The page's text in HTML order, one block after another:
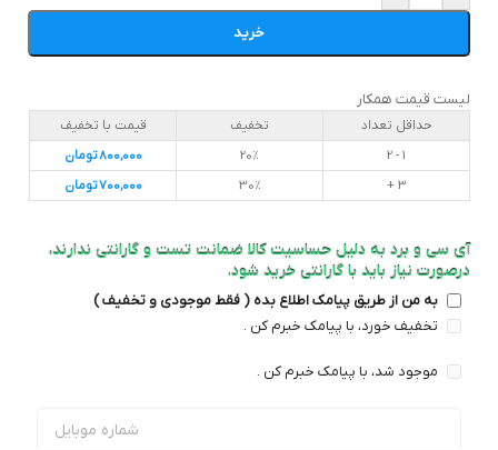
خرید
لیست قیمت همکار
حداقل تعداد تخفیف
قیمت با تخفیف
1 - 2
20%
800,000تومان
3 +
30%
700,000تومان
آی سی و برد به دلیل حساسیت کالا ضمانت تست و گارانتی ندارند،
درصورت نیاز باید با گارانتی خرید شود.
به من از طریق پیامک اطلاع بده ( فقط موجودی و تخفیف )
تخفیف خورد، با پیامک خبرم کن .
موجود شد، با پیامک خبرم کن .